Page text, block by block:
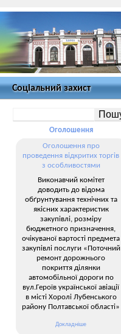
Соціальний захист
Оголошення
Оголошення про
проведення відкритих торгів
з особливостями
Виконавчий комітет
доводить до відома
обґрунтування технічних та
якісних характеристик
закупівлі, розміру
бюджетного призначення,
очікуваної вартості предмета
закупівлі послуги «Поточний
ремонт дорожнього
покриття ділянки
автомобільної дороги по
вул.Героїв української авіації
в місті Хоролі Лубенського
району Полтавської області»
Докладніше